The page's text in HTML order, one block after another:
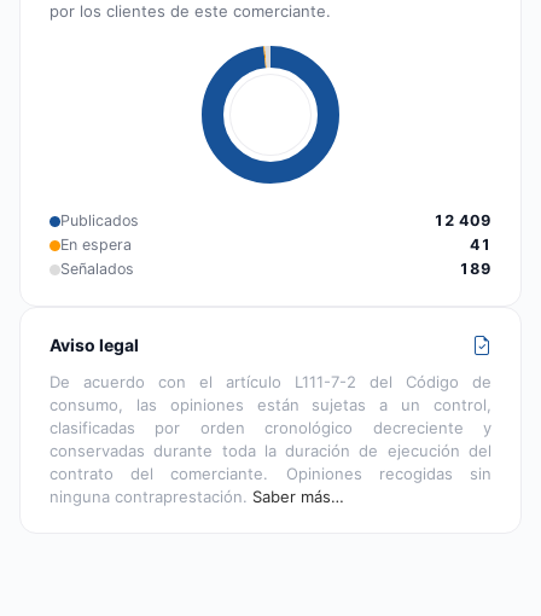
por los clientes de este comerciante.
Publicados
12 409
En espera
41
Señalados
189
Aviso legal
De acuerdo con el artículo L111-7-2 del Código de
consumo, las opiniones están sujetas a un control,
clasificadas por orden cronológico decreciente y
conservadas durante toda la duración de ejecución del
contrato del comerciante. Opiniones recogidas sin
ninguna contraprestación. Saber más…